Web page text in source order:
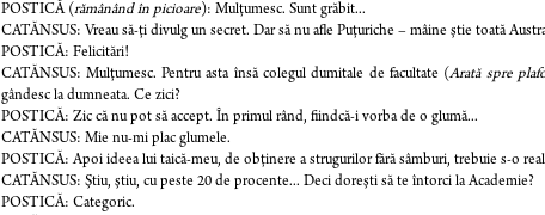
POSTICĂ (rămânând în picioare): Mulţumesc. Sunt grăbit...
CATĂNSUS: Vreau să-ţi divulg un secret. Dar să nu afle Puţuriche – mâine ştie toată
POSTICĂ: Felicitări!
CATĂNSUS: Mulţumesc. Pentru asta însă colegul dumitale de facultate (Arată spre
gândesc la dumneata. Ce zici?
POSTICĂ: Zic că nu pot să accept. În primul rând, fiindcă-i vorba de o glumă...
CATĂNSUS: Mie nu-mi plac glumele.
POSTICĂ: Apoi ideea lui taică-meu, de obţinere a strugurilor fără sâmburi, trebuie s-o
CATĂNSUS: Ştiu, ştiu, cu peste 20 de procente... Deci doreşti să te întorci la Academie?
POSTICĂ: Categoric.